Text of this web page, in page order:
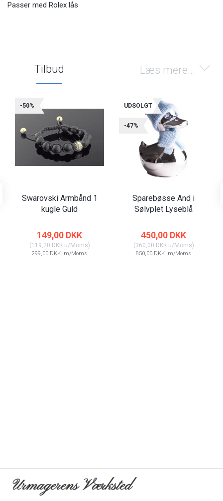
Passer med Rolex lås
Læs mere...
Tilbud
-50%
Swarovski Armbånd 1
kugle Guld
149,00 DKK
(119,20 DKKu/Moms)
299,00 DKKm/Moms
UDSOLGT
-47%
Sparebøsse And i
Sølvplet Lyseblå
450,00 DKK
(360,00 DKKu/Moms)
850,00 DKKm/Moms